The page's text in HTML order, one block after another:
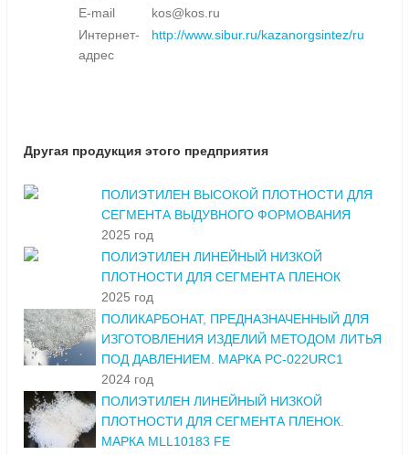
E-mail
kos@kos.ru
Интернет-
адрес
http://www.sibur.ru/kazanorgsintez/ru
Другая продукция этого предприятия
ПОЛИЭТИЛЕН ВЫСОКОЙ ПЛОТНОСТИ ДЛЯ
СЕГМЕНТА ВЫДУВНОГО ФОРМОВАНИЯ
2025 год
ПОЛИЭТИЛЕН ЛИНЕЙНЫЙ НИЗКОЙ
ПЛОТНОСТИ ДЛЯ СЕГМЕНТА ПЛЕНОК
2025 год
ПОЛИКАРБОНАТ, ПРЕДНАЗНАЧЕННЫЙ ДЛЯ
ИЗГОТОВЛЕНИЯ ИЗДЕЛИЙ МЕТОДОМ ЛИТЬЯ
ПОД ДАВЛЕНИЕМ. МАРКА PC-022URC1
2024 год
ПОЛИЭТИЛЕН ЛИНЕЙНЫЙ НИЗКОЙ
ПЛОТНОСТИ ДЛЯ СЕГМЕНТА ПЛЕНОК.
МАРКА MLL10183 FE